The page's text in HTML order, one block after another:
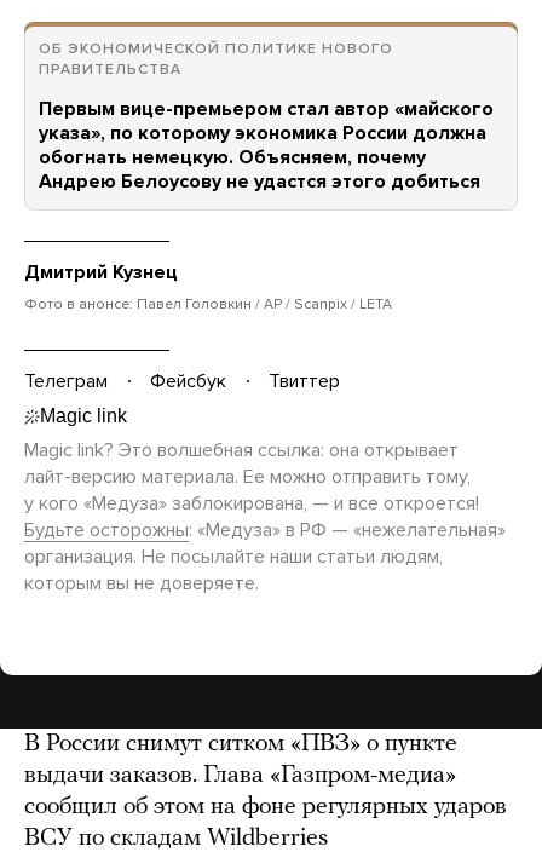
ОБ ЭКОНОМИЧЕСКОЙ ПОЛИТИКЕ НОВОГО
ПРАВИТЕЛЬСТВА
Первым вице-премьером стал автор «майского
указа», по которому экономика России должна
обогнать немецкую. Объясняем, почему
Андрею Белоусову не удастся этого добиться
Дмитрий Кузнец
Фото в анонсе: Павел Головкин / AP / Scanpix / LETA
Телеграм Фейсбук Твиттер
Magic link? Это волшебная ссылка: она открывает
лайт-версию материала. Ее можно отправить тому,
у кого «Медуза» заблокирована, — и все откроется!
Будьте осторожны: «Медуза» в РФ — «нежелательная»
организация. Не посылайте наши статьи людям,
которым вы не доверяете.
В России снимут ситком «ПВЗ» о пункте
выдачи заказов. Глава «Газпром-медиа»
сообщил об этом на фоне регулярных ударов
ВСУ по складам Wildberries